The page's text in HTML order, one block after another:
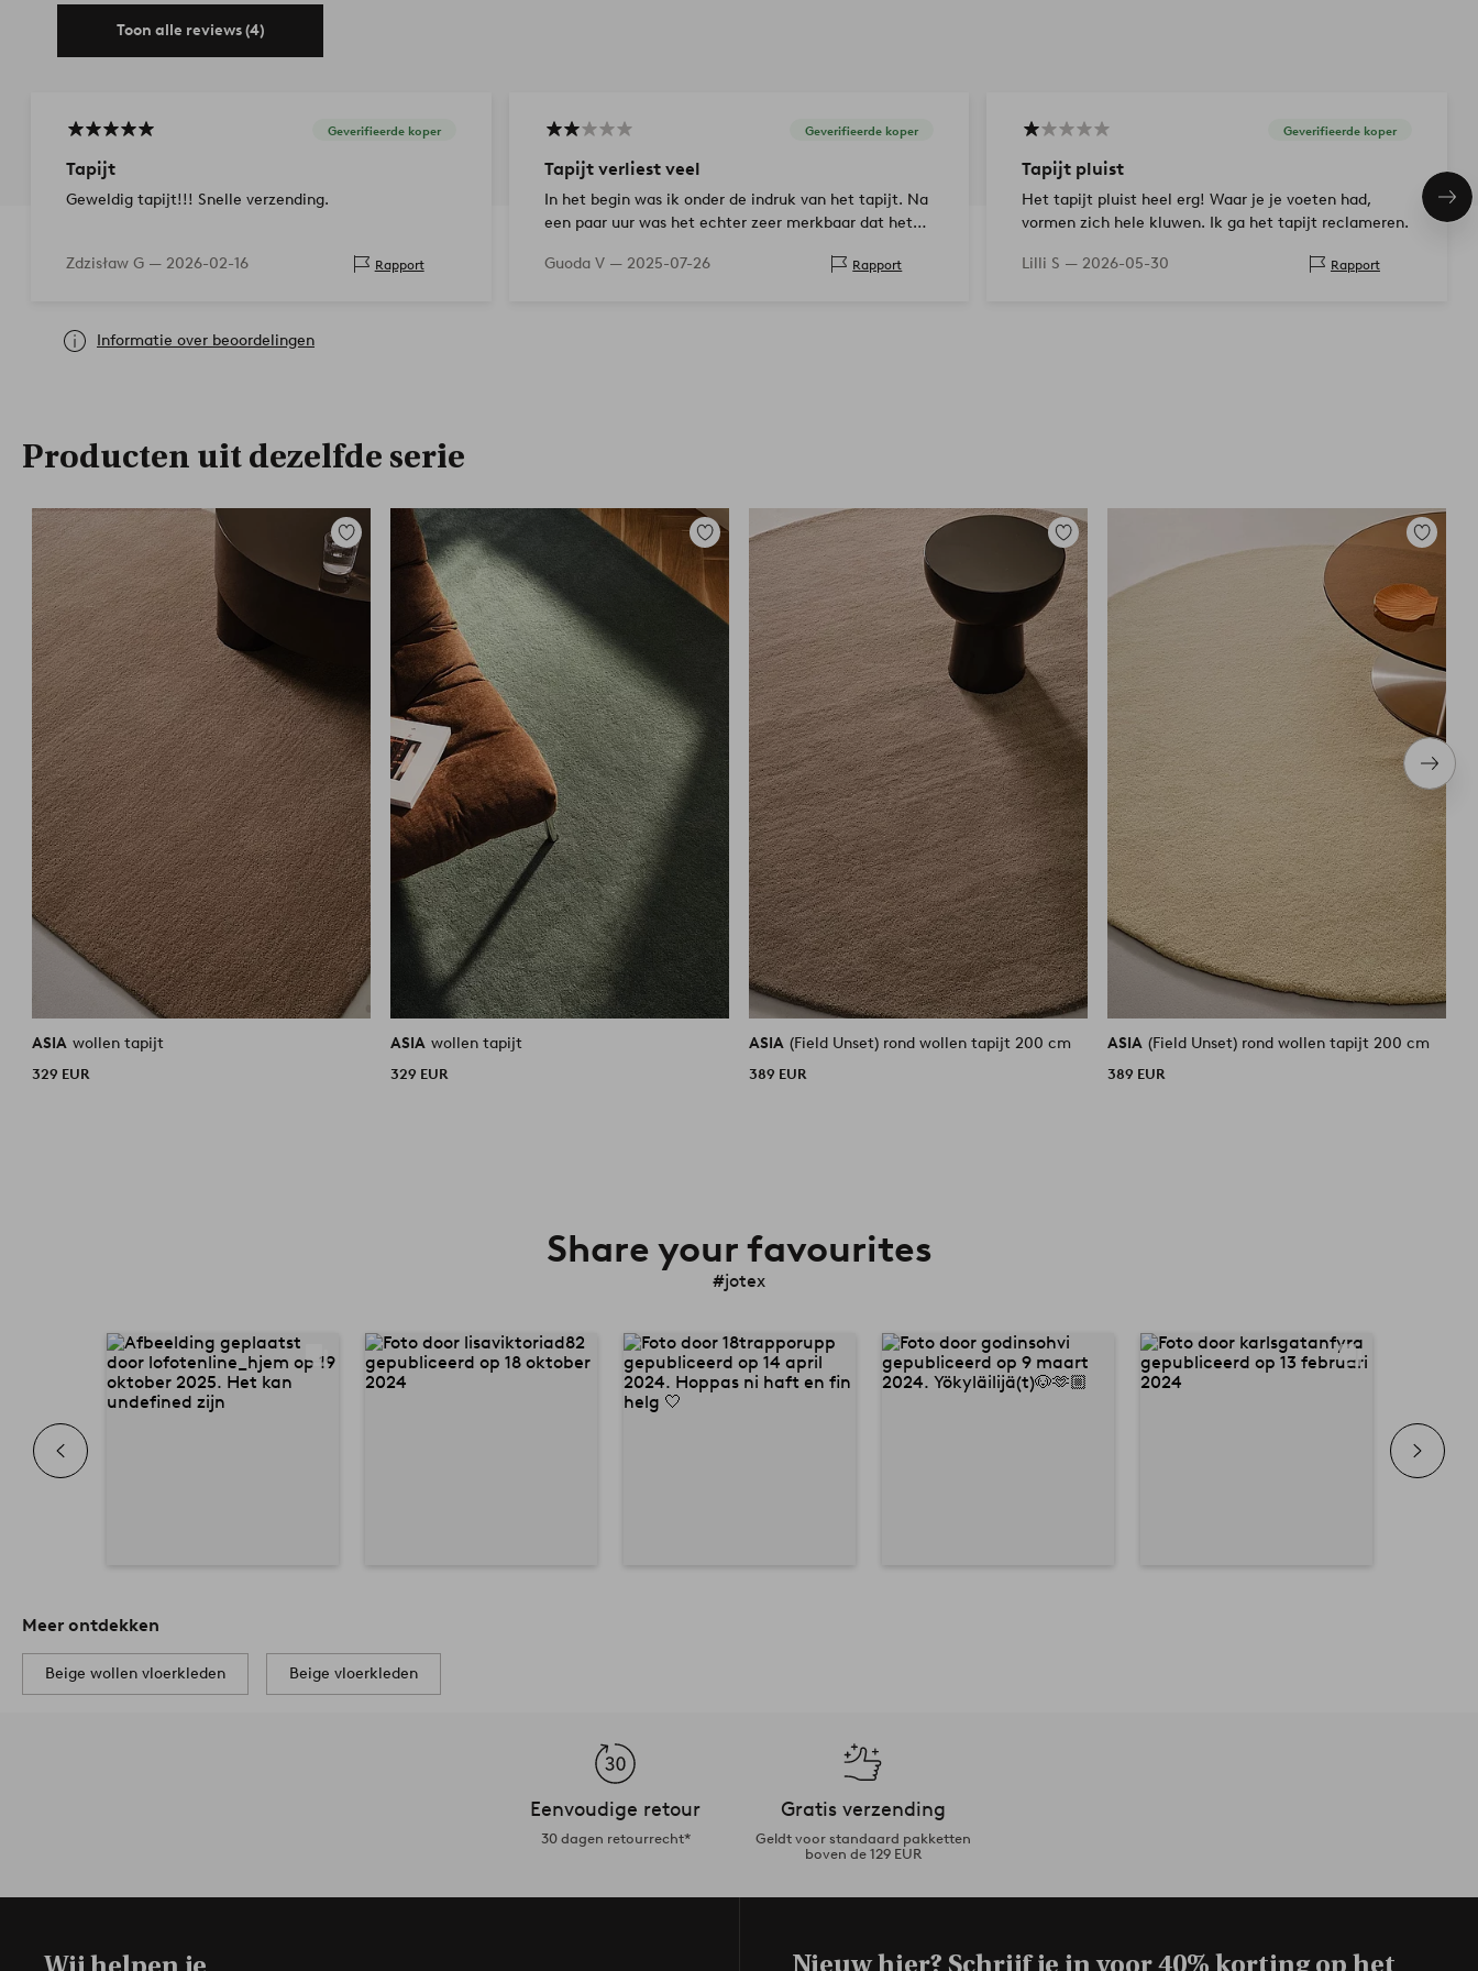
Toon alle reviews (4)
Geverifieerde koper
Tapijt
Geweldig tapijt!!! Snelle verzending.
Zdzisław G — 2026-02-16 Rapport
Geverifieerde koper
Tapijt verliest veel
In het begin was ik onder de indruk van het tapijt. Na
een paar uur was het echter zeer merkbaar dat het
denk er al aan om ee…
Guoda V — 2025-07-26 Rapport
Geverifieerde koper
Tapijt pluist
Het tapijt pluist heel erg! Waar je je voeten had,
vormen zich hele kluwen. Ik ga het tapijt reclameren.
Lilli S — 2026-05-30 Rapport
Informatie over beoordelingen
Producten uit dezelfde serie
Toevoegen
aan
favorieten
ASIA wollen tapijt
329 EUR
Toevoegen
aan
favorieten
ASIA wollen tapijt
329 EUR
Toevoegen
aan
favorieten
ASIA (Field Unset) rond wollen tapijt 200 cm
389 EUR
ASIA (Field Unset) rond wollen tapijt 200 cm
389 EUR
item
Share your favourites
#jotex
Meer ontdekken
Beige wollen vloerkleden Beige vloerkleden
Eenvoudige retour
30 dagen retourrecht*
Gratis verzending
Geldt voor standaard pakketten
boven de 129 EUR
Nieuw hier? Schrijf je in voor40% korting op het